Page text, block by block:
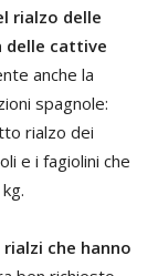
rialzo delle
delle cattive
anche la
spagnole:
rialzo dei
e i fagiolini che
che hanno